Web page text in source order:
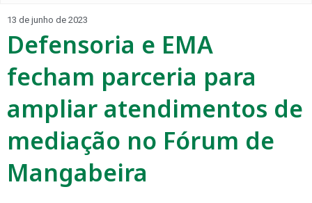
13 de junho de 2023
Defensoria e EMA
fecham parceria para
ampliar atendimentos de
mediação no Fórum de
Mangabeira